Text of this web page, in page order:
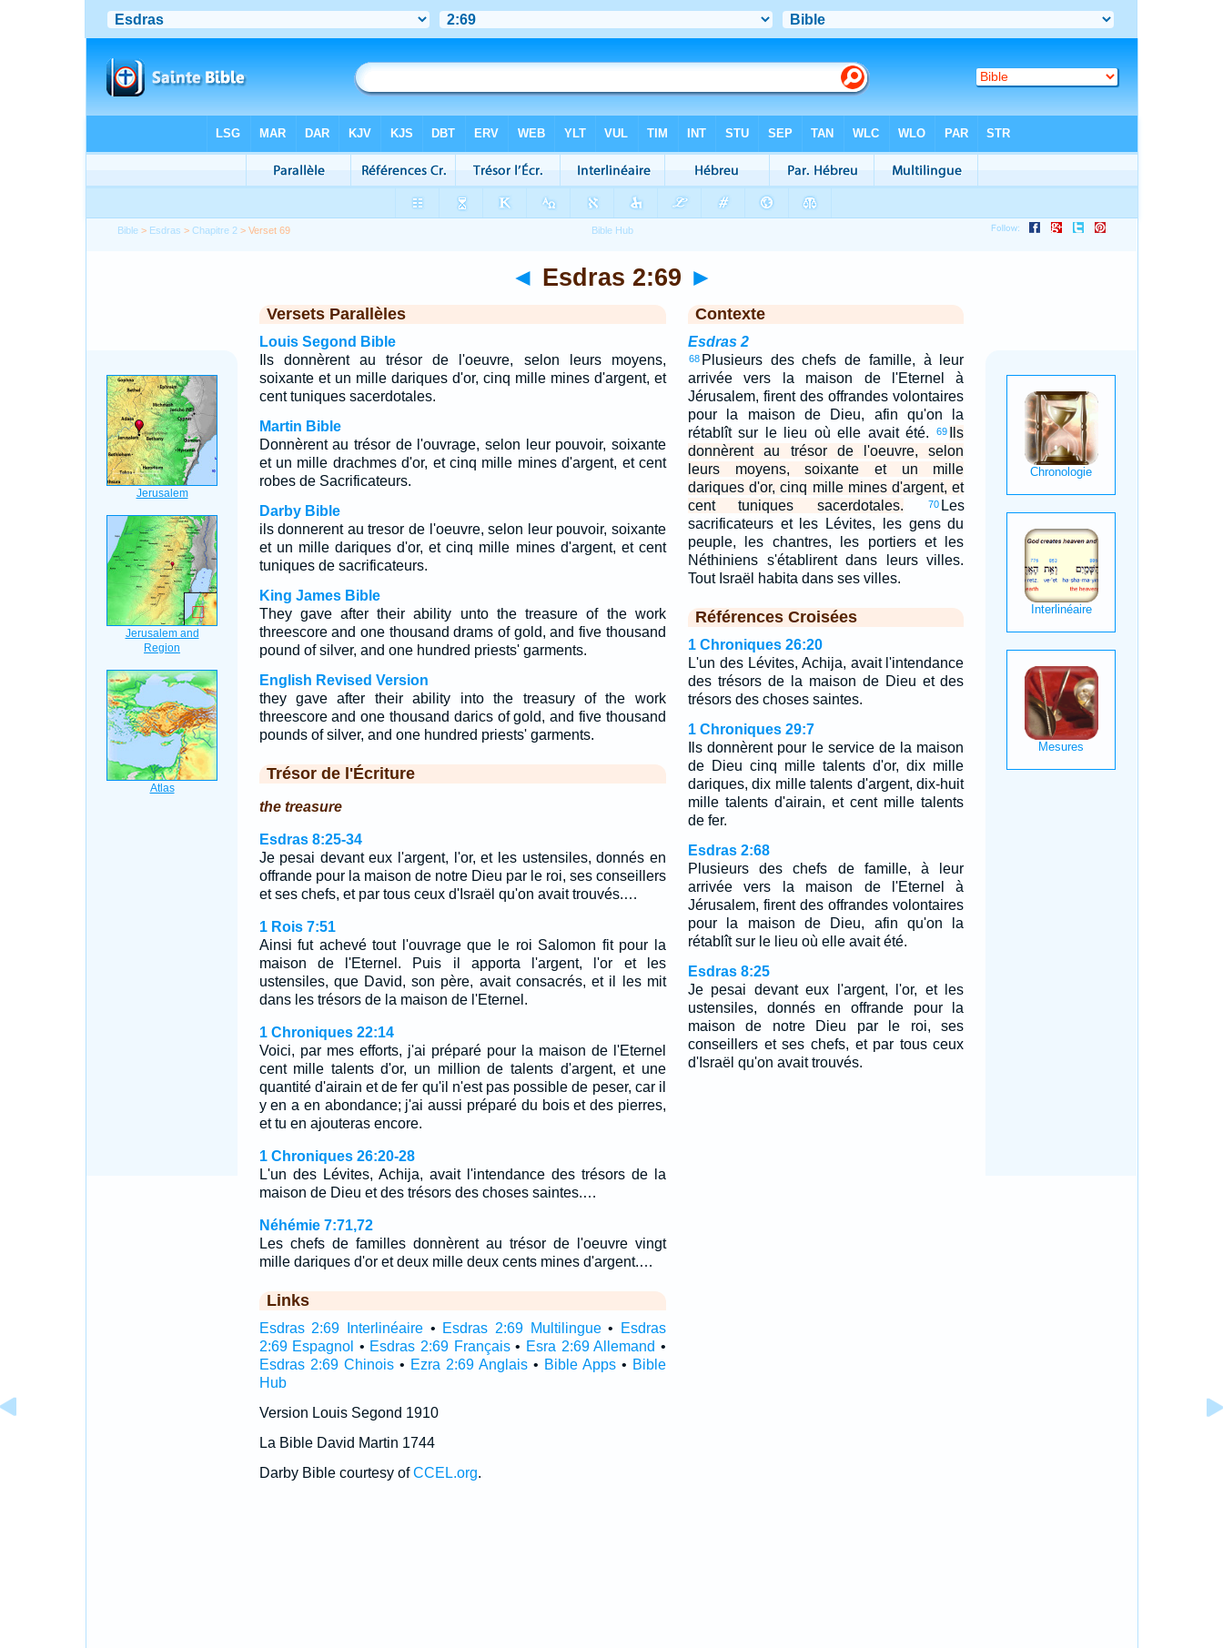
Bible > Esdras >Chapitre 2 > Verset 69
◄ Esdras 2:69 ►
Versets Parallèles
Louis Segond Bible
Ils donnèrent au trésor de l'oeuvre, selon leurs moyens,
soixante et un mille dariques d'or, cinq mille mines d'argent, et
cent tuniques sacerdotales.
Martin Bible
Donnèrent au trésor de l'ouvrage, selon leur pouvoir, soixante
et un mille drachmes d'or, et cinq mille mines d'argent, et cent
robes de Sacrificateurs.
Darby Bible
ils donnerent au tresor de l'oeuvre, selon leur pouvoir, soixante
et un mille dariques d'or, et cinq mille mines d'argent, et cent
tuniques de sacrificateurs.
King James Bible
They gave after their ability unto the treasure of the work
threescore and one thousand drams of gold, and five thousand
pound of silver, and one hundred priests' garments.
English Revised Version
they gave after their ability into the treasury of the work
threescore and one thousand darics of gold, and five thousand
pounds of silver, and one hundred priests' garments.
Trésor de l'Écriture
the treasure
Esdras 8:25-34
Je pesai devant eux l'argent, l'or, et les ustensiles, donnés en
offrande pour la maison de notre Dieu par le roi, ses conseillers
et ses chefs, et par tous ceux d'Israël qu'on avait trouvés.…
1 Rois 7:51
Ainsi fut achevé tout l'ouvrage que le roi Salomon fit pour la
maison de l'Eternel. Puis il apporta l'argent, l'or et les
ustensiles, que David, son père, avait consacrés, et il les mit
dans les trésors de la maison de l'Eternel.
1 Chroniques 22:14
Voici, par mes efforts, j'ai préparé pour la maison de l'Eternel
cent mille talents d'or, un million de talents d'argent, et une
quantité d'airain et de fer qu'il n'est pas possible de peser, car il
y en a en abondance; j'ai aussi préparé du bois et des pierres,
et tu en ajouteras encore.
1 Chroniques 26:20-28
L'un des Lévites, Achija, avait l'intendance des trésors de la
maison de Dieu et des trésors des choses saintes.…
Néhémie 7:71,72
Les chefs de familles donnèrent au trésor de l'oeuvre vingt
mille dariques d'or et deux mille deux cents mines d'argent.…
Links
Esdras 2:69 Interlinéaire• Esdras 2:69 Multilingue•
Esdras
2:69 Espagnol • Esdras 2:69 Français• Esra 2:69 Allemand •
Esdras 2:69 Chinois• Ezra 2:69 Anglais• Bible Apps• Bible
Hub
Version Louis Segond 1910
La Bible David Martin 1744
Darby Bible courtesy ofCCEL.org.
Contexte
Esdras 2
68 Plusieurs des chefs de famille, à leur
arrivée vers la maison de l'Eternel à
Jérusalem, firent des offrandes volontaires
pour la maison de Dieu, afin qu'on la
rétablît sur le lieu où elle avait été.
69
Ils
donnèrent au trésor de l'oeuvre, selon
leurs moyens, soixante et un mille
dariques d'or, cinq mille mines d'argent, et
cent tuniques sacerdotales.
70 Les
sacrificateurs et les Lévites, les gens du
peuple, les chantres, les portiers et les
Néthiniens s'établirent dans leurs villes.
Tout Israël habita dans ses villes.
Références Croisées
1 Chroniques 26:20
L'un des Lévites, Achija, avait l'intendance
des trésors de la maison de Dieu et des
trésors des choses saintes.
1 Chroniques 29:7
Ils donnèrent pour le service de la maison
de Dieu cinq mille talents d'or, dix mille
dariques, dix mille talents d'argent, dix-huit
mille talents d'airain, et cent mille talents
de fer.
Esdras 2:68
Plusieurs des chefs de famille, à leur
arrivée vers la maison de l'Eternel à
Jérusalem, firent des offrandes volontaires
pour la maison de Dieu, afin qu'on la
rétablît sur le lieu où elle avait été.
Esdras 8:25
Je pesai devant eux l'argent, l'or, et les
ustensiles, donnés en offrande pour la
maison de notre Dieu par le roi, ses
conseillers et ses chefs, et par tous ceux
d'Israël qu'on avait trouvés.